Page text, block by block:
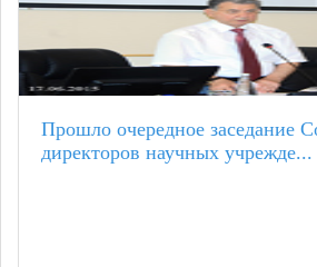
Прошло очередное заседание
директоров научных учрежде...